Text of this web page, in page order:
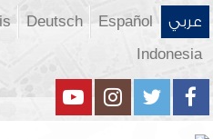
عربي Español
Deutsch
Indonesia